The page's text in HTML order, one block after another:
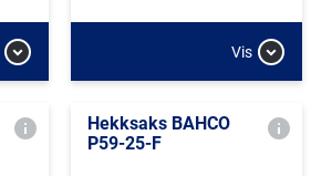
Vis
Hekksaks BAHCO
P59-25-F